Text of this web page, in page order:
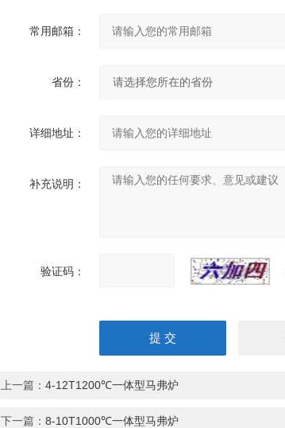
常用邮箱：
省份：
详细地址：
补充说明：
验证码：
上一篇： 4-12T1200℃一体型马弗炉
下一篇： 8-10T1000℃一体型马弗炉